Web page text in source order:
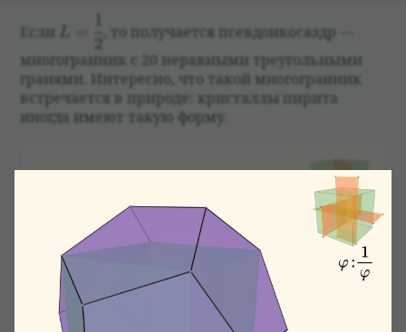
Если
L=\dfrac12
2
, то полу­ча­ется псев­до­и­ко­саэдр —
многогран­ник с 20 нерав­ными тре­уголь­ными
гра­нями. Инте­ресно, что такой многогран­ник
встре­ча­ется в при­роде: кри­сталлы пирита
иногда имеют такую форму.